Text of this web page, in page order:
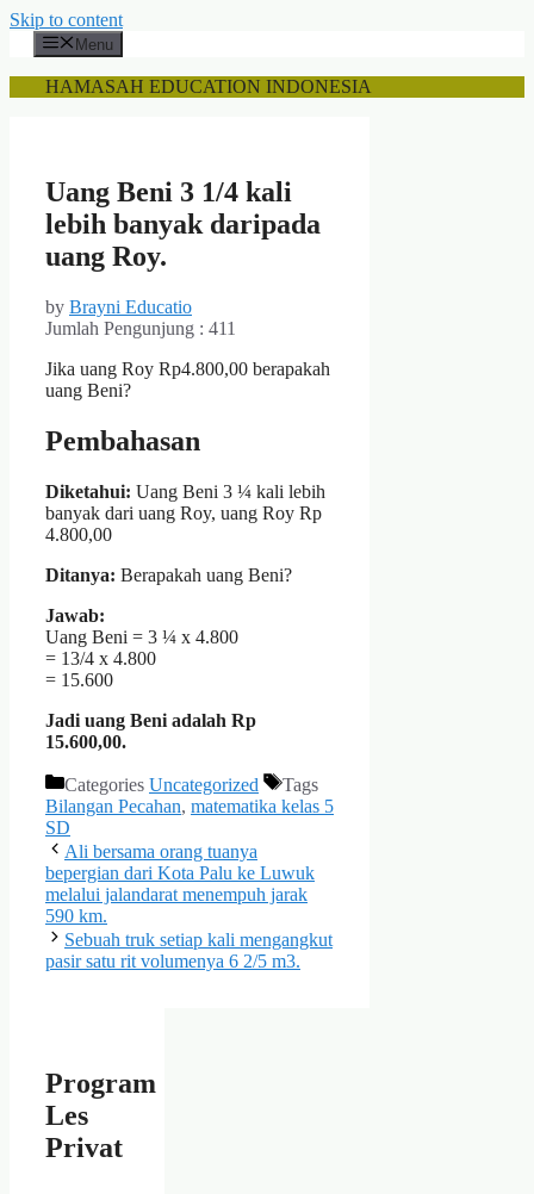
Skip to content
Menu
HAMASAH EDUCATION INDONESIA
Uang Beni 3 1/4 kali
lebih banyak daripada
uang Roy.
by Brayni Educatio
Jumlah Pengunjung : 411
Jika uang Roy Rp4.800,00 berapakah
uang Beni?
Pembahasan
Diketahui: Uang Beni 3 ¼ kali lebih
banyak dari uang Roy, uang Roy Rp
4.800,00
Ditanya: Berapakah uang Beni?
Jawab:
Uang Beni = 3 ¼ x 4.800
= 13/4 x 4.800
= 15.600
Jadi uang Beni adalah Rp
15.600,00.
Categories Uncategorized
Tags
Bilangan Pecahan, matematika kelas 5
SD
Ali bersama orang tuanya
bepergian dari Kota Palu ke Luwuk
melalui jalandarat menempuh jarak
590 km.
Sebuah truk setiap kali mengangkut
pasir satu rit volumenya 6 2/5 m3.
Program
Les
Privat